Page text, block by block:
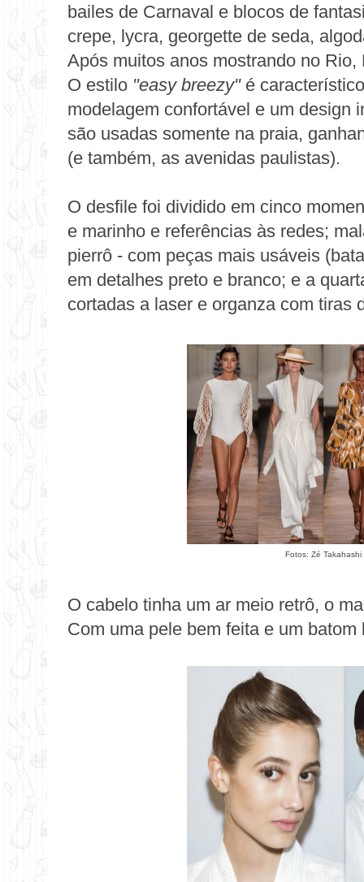
bailes de Carnaval e blocos de
crepe, lycra, georgette de seda,
Após muitos anos mostrando no
O estilo "easy breezy"é
modelagem confortável e um design
são usadas somente na praia,
(e também, as avenidas paulistas).
O desfile foi dividido em cinco
e marinho e referências às redes;
pierrô - com peças mais usáveis
em detalhes preto e branco; e a
cortadas a laser e organza com tiras
Fotos: Zé
O cabelo tinha um ar meio retrô, o
Com uma pele bem feita e um batom